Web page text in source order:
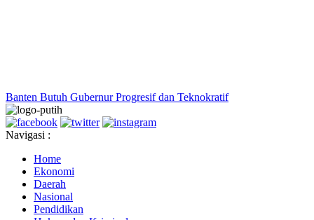
Banten Butuh Gubernur Progresif dan Teknokratif
Navigasi :
Home
Ekonomi
Daerah
Nasional
Pendidikan